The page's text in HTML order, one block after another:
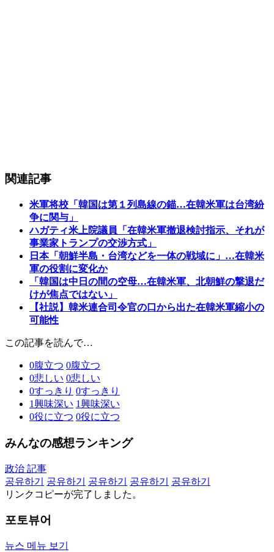
関連記事
米軍将校「韓国は第１列島線の錨…在韓米軍は台湾紛
争に関与」
ハガティ米上院議員「在韓米軍撤退検討指示、それが
事業家トランプの交渉方式」
日本「朝鮮半島・台湾などを一体の戦域に」…在韓米
軍の役割に変化か
「韓国は中日の間の空母…在韓米軍、北朝鮮の撃退だ
けが焦点ではない」
【社説】韓米連合司令官の口から出た在韓米軍縮小の
可能性
この記事を読んで…
0腹立つ 0腹立つ
0悲しい 0悲しい
0すっきり 0すっきり
1興味深い 1興味深い
0役に立つ 0役に立つ
みんなの感想ランキング
政治 記事
공유하기
공유하기 공유하기 공유하기
공유하기
リンクコピーが完了しました。
포토뷰어
뉴스 메뉴 보기